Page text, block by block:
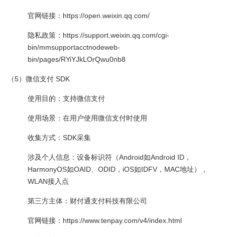
官网链接：https://open.weixin.qq.com/
隐私政策：https://support.weixin.qq.com/cgi-
bin/mmsupportacctnodeweb-
bin/pages/RYiYJkLOrQwu0nb8
（5）微信支付 SDK
使用目的：支持微信支付
使用场景：在用户使用微信支付时使用
收集方式：SDK采集
涉及个人信息：设备标识符（Android如Android ID，
HarmonyOS如OAID、ODID，iOS如IDFV，MAC地址），
WLAN接入点
第三方主体：财付通支付科技有限公司
官网链接：https://www.tenpay.com/v4/index.html